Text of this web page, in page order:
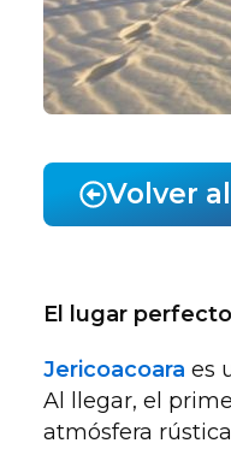
Volver
El lugar
Jericoacoara es
Al llegar, el
atmósfera